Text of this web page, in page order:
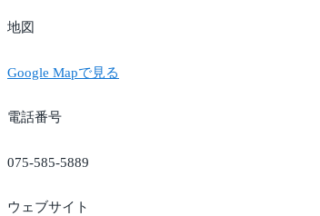
地図
Google Mapで見る
電話番号
075-585-5889
ウェブサイト